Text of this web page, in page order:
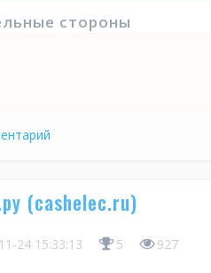
стороны
(cashelec.ru)
24 15:33:13 5 927